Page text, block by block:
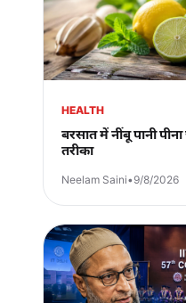
HEALTH
बरसात में नींबू पानी
तरीका
Neelam Saini•9/8/2026